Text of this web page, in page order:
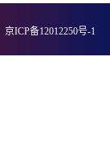
京ICP备12012250号-1